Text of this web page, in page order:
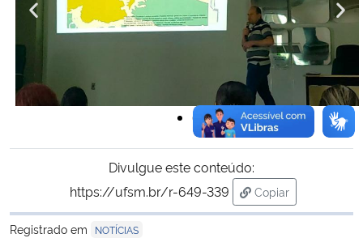
Divulgue este conteúdo:
https://ufsm.br/r-649-339
Copiar
para área de
Registrado em
NOTÍCIAS